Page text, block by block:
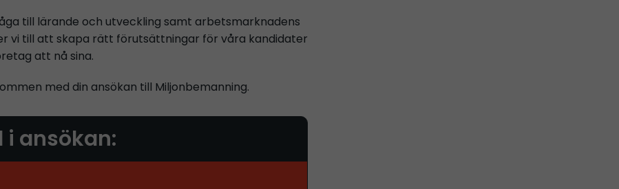
till lärande och utveckling samt arbetsmarknadens
vi till att skapa rätt förutsättningar för våra kandidater
att nå sina.
med din ansökan till Miljonbemanning.
i ansökan: